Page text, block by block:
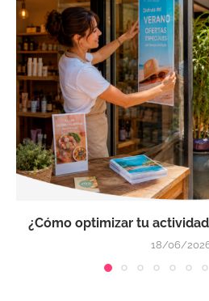
¿Cómo optimizar tu
18/06/